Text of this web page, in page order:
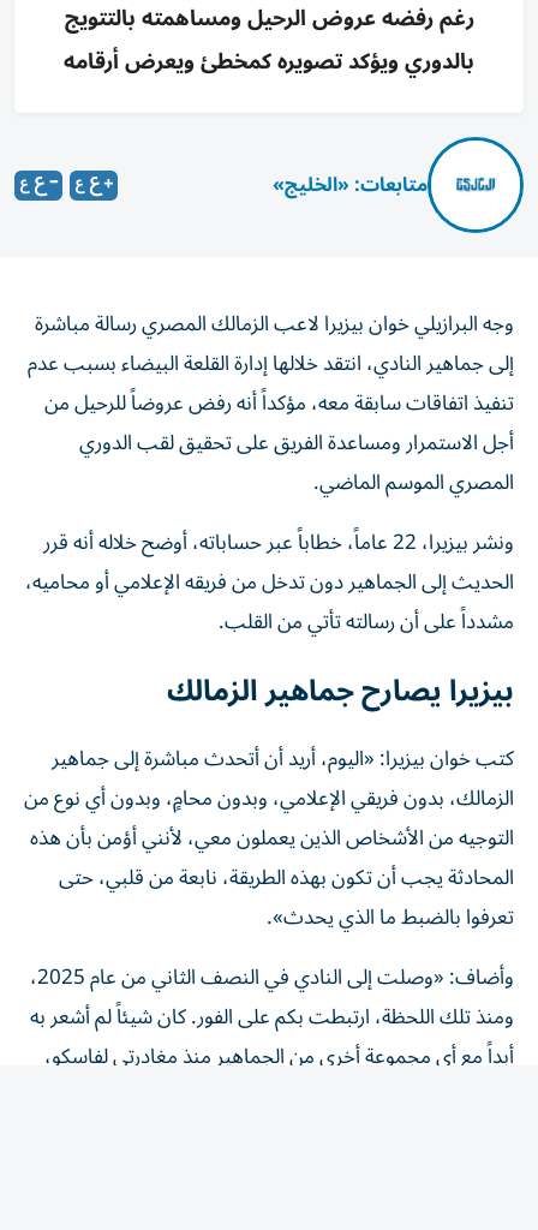
رغم رفضه عروض الرحيل ومساهمته بالتتويج
بالدوري ويؤكد تصويره كمخطئ ويعرض أرقامه
متابعات: «الخليج»
إلى جماهير النادي، انتقد خلالها إدارة القلعة البيضاء بسبب عدم
تنفيذ اتفاقات سابقة معه، مؤكداً أنه رفض عروضاً للرحيل من
أجل الاستمرار ومساعدة الفريق على تحقيق لقب الدوري
المصري الموسم الماضي.
ونشر بيزيرا، 22 عاماً، خطاباً عبر حساباته، أوضح خلاله أنه قرر
الحديث إلى الجماهير دون تدخل من فريقه الإعلامي أو محاميه،
مشدداً على أن رسالته تأتي من القلب.
بيزيرا يصارح جماهير الزمالك
كتب خوان بيزيرا: «اليوم، أريد أن أتحدث مباشرة إلى جماهير
الزمالك، بدون فريقي الإعلامي، وبدون محامٍ، وبدون أي نوع من
التوجيه من الأشخاص الذين يعملون معي، لأنني أؤمن بأن هذه
المحادثة يجب أن تكون بهذه الطريقة، نابعة من قلبي، حتى
تعرفوا بالضبط ما الذي يحدث».
ومنذ تلك اللحظة، ارتبطت بكم على الفور. كان شيئاً لم أشعر به
أبداً مع أي مجموعة أخرى من الجماهير منذ مغادرتي لفاسكو،
النادي الذي طورني كلاعب».